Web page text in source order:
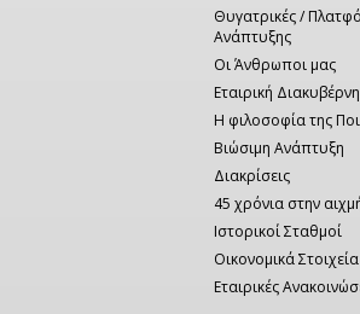
Θυγατρικές /
Ανάπτυξης
Οι Άνθρωποι μας
Εταιρική
Η φιλοσοφία της
Βιώσιμη Ανάπτυξη
Διακρίσεις
45 χρόνια στην
Ιστορικοί Σταθμοί
Οικονομικά Στοιχεία
Εταιρικές